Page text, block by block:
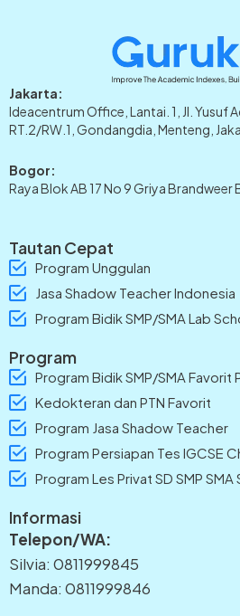
Jakarta:
Ideacentrum Office, Lantai. 1, Jl. Yusuf
RT.2/RW.1, Gondangdia, Menteng,
Bogor:
Raya Blok AB 17 No 9 Griya Brandweer
Tautan Cepat
Program Unggulan
Jasa Shadow Teacher Indonesia
Program Bidik SMP/SMA Lab
Program
Program Bidik SMP/SMA Favorit
Kedokteran dan PTN Favorit
Program Jasa Shadow Teacher
Program Persiapan Tes IGCSE
Program Les Privat SD SMP SMA
Informasi
Telepon/WA:
Silvia: 0811999845
Manda: 0811999846